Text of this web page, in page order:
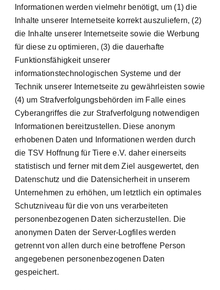
Informationen werden vielmehr benötigt, um (1) die
Inhalte unserer Internetseite korrekt auszuliefern, (2)
die Inhalte unserer Internetseite sowie die Werbung
für diese zu optimieren, (3) die dauerhafte
Funktionsfähigkeit unserer
informationstechnologischen Systeme und der
Technik unserer Internetseite zu gewährleisten sowie
(4) um Strafverfolgungsbehörden im Falle eines
Cyberangriffes die zur Strafverfolgung notwendigen
Informationen bereitzustellen. Diese anonym
erhobenen Daten und Informationen werden durch
die TSV Hoffnung für Tiere e.V. daher einerseits
statistisch und ferner mit dem Ziel ausgewertet, den
Datenschutz und die Datensicherheit in unserem
Unternehmen zu erhöhen, um letztlich ein optimales
Schutzniveau für die von uns verarbeiteten
personenbezogenen Daten sicherzustellen. Die
anonymen Daten der Server-Logfiles werden
getrennt von allen durch eine betroffene Person
angegebenen personenbezogenen Daten
gespeichert.